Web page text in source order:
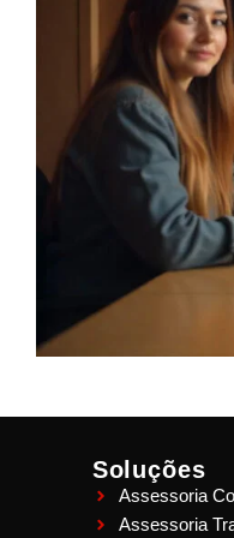
Soluções
Assessoria
Assessoria